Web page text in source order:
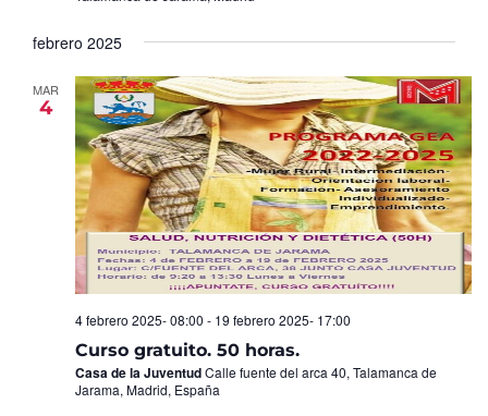
febrero 2025
MAR
4
Curso gratuito. 50 horas.
4 febrero 2025- 08:00 - 19 febrero 2025- 17:00
Casa de la JuventudCalle fuente del arca 40, Talamanca de
Jarama, Madrid, España